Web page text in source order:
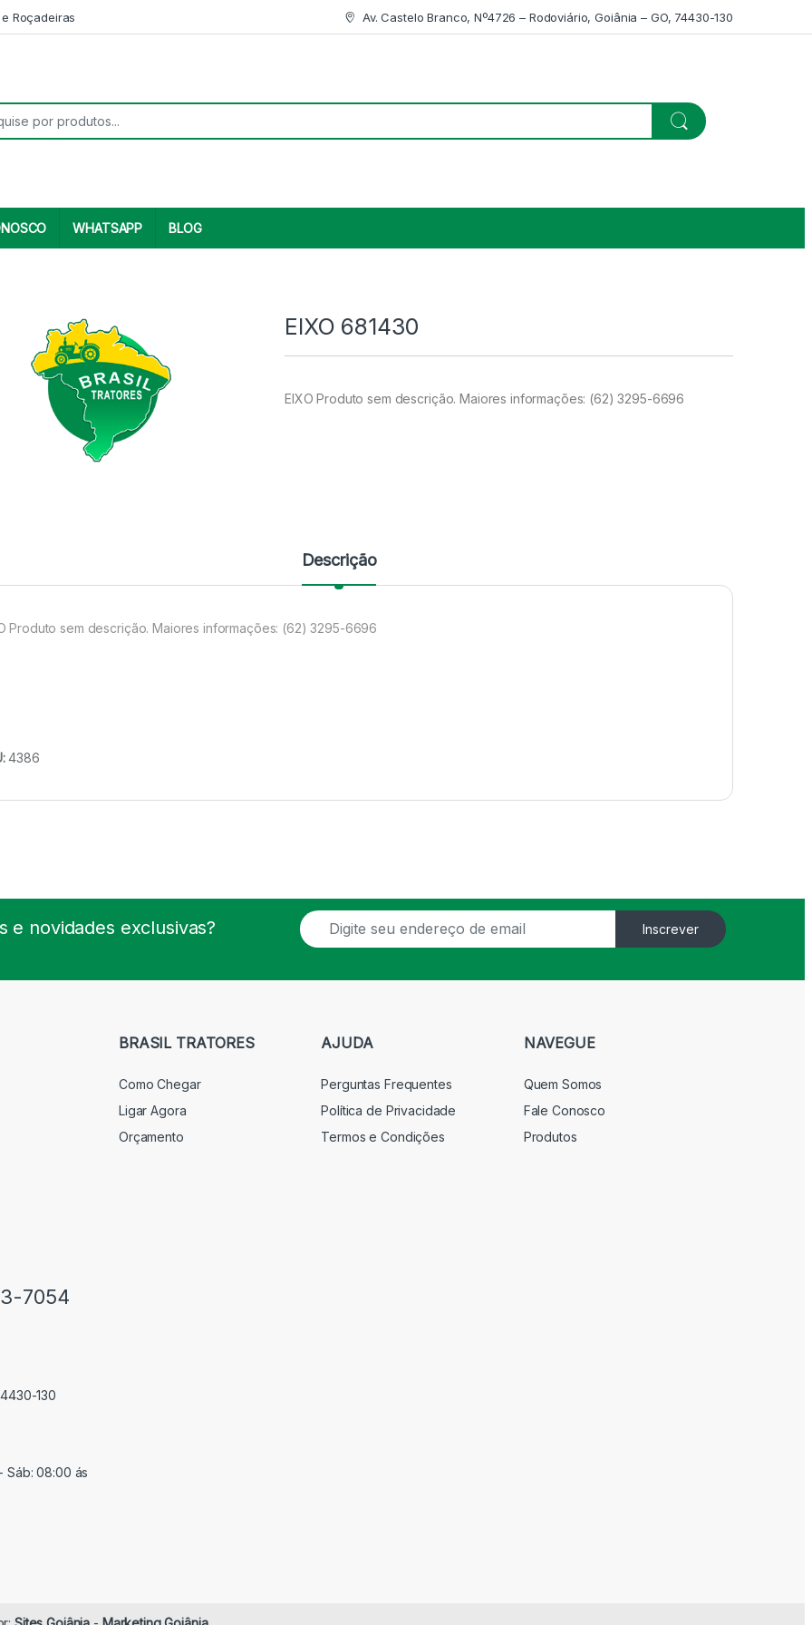
Roçadeiras Av. Castelo Branco, Nº4726 – Rodoviário, Goiânia – GO, 74430-130
WHATSAPP BLOG
EIXO 681430
EIXO Produto sem descrição. Maiores informações: (62) 3295-6696
Descrição
Produto sem descrição. Maiores informações: (62) 3295-6696
4386
novidades exclusivas?
E
m
Inscrever
7054
130
Sáb: 08:00 ás
BRASIL TRATORES
Como Chegar
Ligar Agora
Orçamento
AJUDA
Perguntas Frequentes
Política de Privacidade
Termos e Condições
NAVEGUE
Quem Somos
Fale Conosco
Produtos